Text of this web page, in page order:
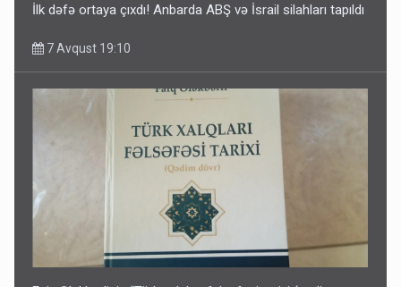
İlk dəfə ortaya çıxdı! Anbarda ABŞ və İsrail silahları tapıldı
7 Avqust 19:10